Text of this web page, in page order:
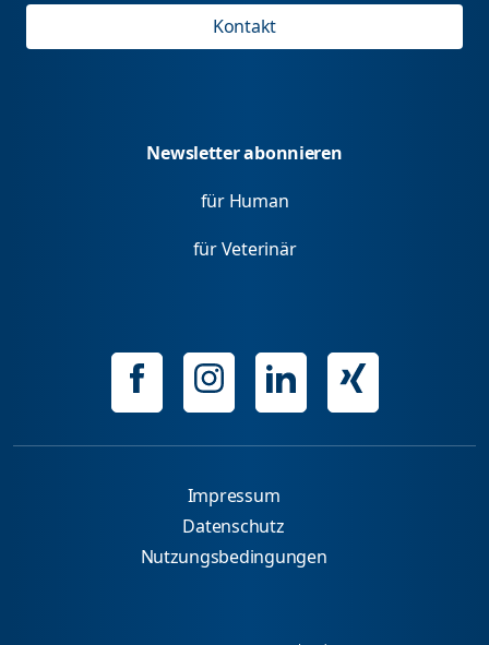
Kontakt
Newsletter abonnieren
für Human
für Veterinär
Impressum
Datenschutz
Nutzungsbedingungen